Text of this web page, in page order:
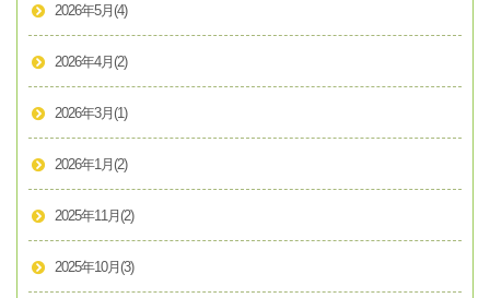
2026年5月 (4)
2026年4月 (2)
2026年3月 (1)
2026年1月 (2)
2025年11月 (2)
2025年10月 (3)